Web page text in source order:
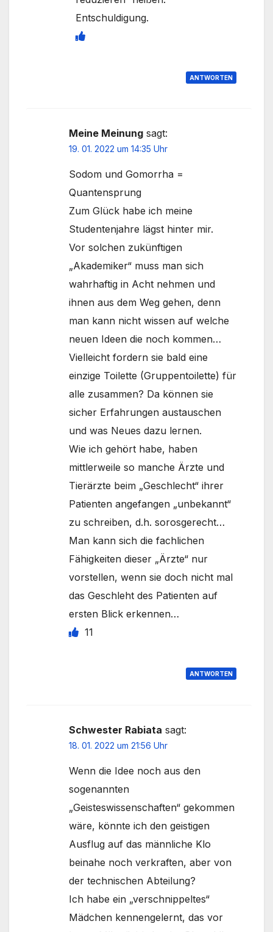
Entschuldigung.
ANTWORTEN
Meine Meinung sagt:
19. 01. 2022 um 14:35 Uhr
Sodom und Gomorrha =
Quantensprung
Zum Glück habe ich meine
Studentenjahre lägst hinter mir.
Vor solchen zukünftigen
„Akademiker“ muss man sich
wahrhaftig in Acht nehmen und
ihnen aus dem Weg gehen, denn
man kann nicht wissen auf welche
neuen Ideen die noch kommen…
Vielleicht fordern sie bald eine
einzige Toilette (Gruppentoilette) für
alle zusammen? Da können sie
sicher Erfahrungen austauschen
und was Neues dazu lernen.
Wie ich gehört habe, haben
mittlerweile so manche Ärzte und
Tierärzte beim „Geschlecht“ ihrer
Patienten angefangen „unbekannt“
zu schreiben, d.h. sorosgerecht…
Man kann sich die fachlichen
Fähigkeiten dieser „Ärzte“ nur
vorstellen, wenn sie doch nicht mal
das Geschleht des Patienten auf
ersten Blick erkennen…
11
ANTWORTEN
Schwester Rabiata sagt:
18. 01. 2022 um 21:56 Uhr
Wenn die Idee noch aus den
sogenannten
„Geisteswissenschaften“ gekommen
wäre, könnte ich den geistigen
Ausflug auf das männliche Klo
beinahe noch verkraften, aber von
der technischen Abteilung?
Ich habe ein „verschnippeltes“
Mädchen kennengelernt, das vor